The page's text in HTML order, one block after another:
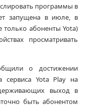
программы в
запущена в июле, в
только абоненты Yota)
просматривать
о достижении
сервиса Yota Play на
выход в
быть абонентом